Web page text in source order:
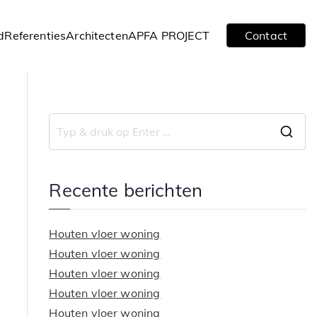
ReferentiesArchitectenAPFA PROJECT Contact
Recente berichten
Houten vloer woning
Houten vloer woning
Houten vloer woning
Houten vloer woning
Houten vloer woning